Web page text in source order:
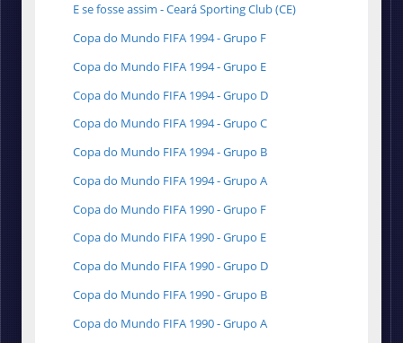
E se fosse assim - Ceará Sporting Club (CE)
Copa do Mundo FIFA 1994 - Grupo F
Copa do Mundo FIFA 1994 - Grupo E
Copa do Mundo FIFA 1994 - Grupo D
Copa do Mundo FIFA 1994 - Grupo C
Copa do Mundo FIFA 1994 - Grupo B
Copa do Mundo FIFA 1994 - Grupo A
Copa do Mundo FIFA 1990 - Grupo F
Copa do Mundo FIFA 1990 - Grupo E
Copa do Mundo FIFA 1990 - Grupo D
Copa do Mundo FIFA 1990 - Grupo B
Copa do Mundo FIFA 1990 - Grupo A